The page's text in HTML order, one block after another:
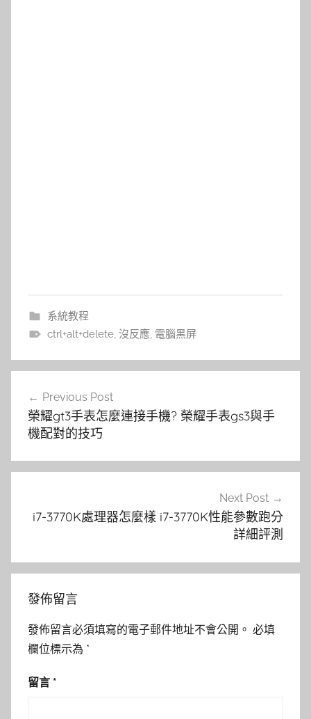
系統教程
ctrl+alt+delete, 沒反應, 電腦黑屏
導
覽
Previous Post
榮耀gt3手表怎麼連接手機? 榮耀手表gs3與手
機配對的技巧
Next Post
i7-3770K處理器怎麼樣 i7-3770K性能參數跑分
詳細評測
發佈留言
發佈留言必須填寫的電子郵件地址不會公開。 必填
欄位標示為 *
留言 *